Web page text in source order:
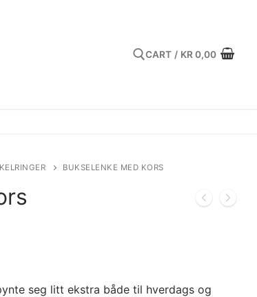
CART / KR 0,00
BUKSELENKE MED KORS
seg litt ekstra både til hverdags og